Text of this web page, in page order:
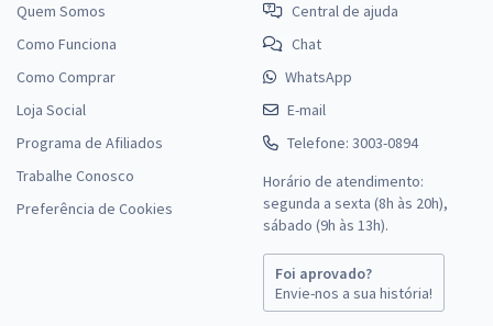
Quem Somos
Como Funciona
Como Comprar
Loja Social
Programa de Afiliados
Trabalhe Conosco
Preferência de Cookies
Central de ajuda
Chat
WhatsApp
E-mail
Telefone: 3003-0894
Horário de atendimento:
segunda a sexta (8h às 20h),
sábado (9h às 13h).
Foi aprovado?
Envie-nos a sua história!